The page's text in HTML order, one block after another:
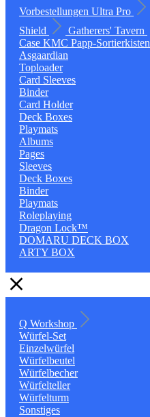
Vorbestellungen Ultra Pro
Shield
Gatherers' Tavern
Case KMC Papp-Sortierkisten
Asgaardian
Toploader
Card Sleeves
Binder
Card Holder
Deck Boxes
Playmats
Albums
Pages
Sleeves
Deck Boxes
Binder
Playmats
Roleplaying
Dragon Lock™
DOMARU DECK BOX
ARTY BOX
Q Workshop
Würfel-Set
Einzelwürfel
Würfelbeutel
Würfelbecher
Würfelteller
Würfelturm
Sonstiges